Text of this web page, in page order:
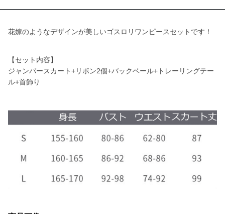
花嫁のようなデザインが美しいゴスロリワンピースセットです！
【セット内容】
ジャンパースカート+リボン2個+バックベール+トレーリングテー
ル+首飾り